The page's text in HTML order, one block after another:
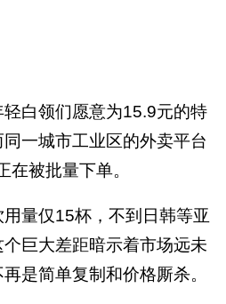
白领们愿意为15.9元的特
一城市工业区的外卖平台
在被批量下单。
量仅15杯，不到日韩等亚
巨大差距暗示着市场远未
是简单复制和价格厮杀。